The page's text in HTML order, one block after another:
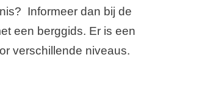
Informeer dan bij de
een berggids. Er is een
verschillende niveaus.